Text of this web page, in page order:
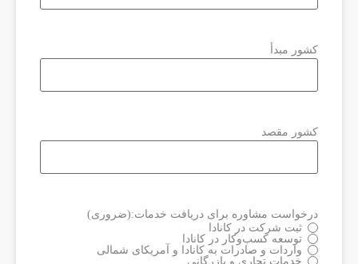
کشور مبدأ
کشور مقصد
درخواست مشاوره برای دریافت خدمات:(ضروری)
ثبت شرکت در کانادا
توسعه کسب‌وکار در کانادا
واردات و صادرات به کانادا و آمریکای شمالی
خدمات تجاری و بازرگانی